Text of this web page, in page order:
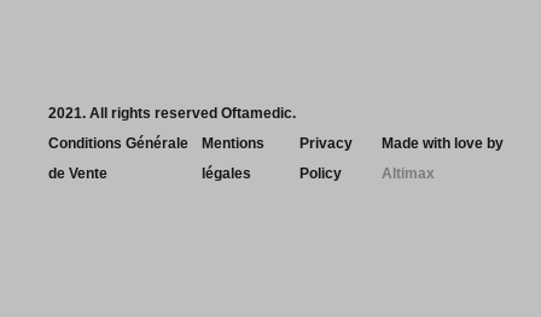
2021. All rights reserved Oftamedic.
Conditions Générale
de Vente
Mentions
légales
Privacy
Policy
Made with love by
Altimax